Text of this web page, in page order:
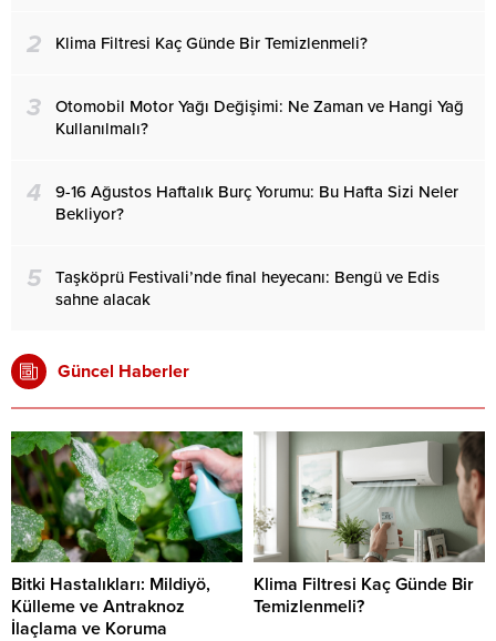
2 Klima Filtresi Kaç Günde Bir Temizlenmeli?
3
Otomobil Motor Yağı Değişimi: Ne Zaman ve Hangi Yağ
Kullanılmalı?
4
9-16 Ağustos Haftalık Burç Yorumu: Bu Hafta Sizi Neler
Bekliyor?
5
Taşköprü Festivali’nde final heyecanı: Bengü ve Edis
sahne alacak
Güncel Haberler
Bitki Hastalıkları: Mildiyö,
Külleme ve Antraknoz
İlaçlama ve Koruma
Klima Filtresi Kaç Günde Bir
Temizlenmeli?